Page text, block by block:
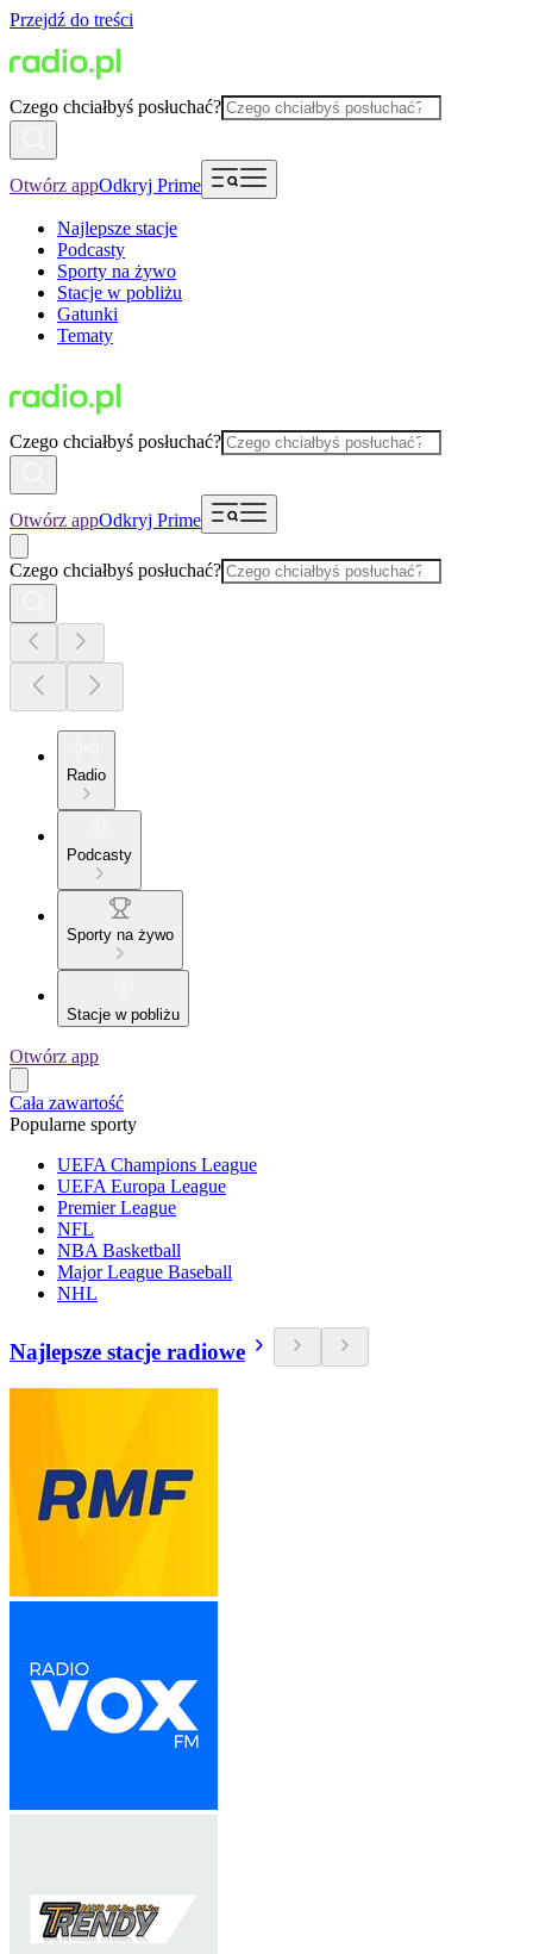
Przejdź do treści
Czego chciałbyś posłuchać?
Otwórz appOdkryj Prime
Najlepsze stacje
Podcasty
Sporty na żywo
Stacje w pobliżu
Gatunki
Tematy
Czego chciałbyś posłuchać?
Otwórz appOdkryj Prime
Czego chciałbyś posłuchać?
Radio
Podcasty
Sporty na żywo
Stacje w pobliżu
Otwórz app
Cała zawartość
Popularne sporty
UEFA Champions League
UEFA Europa League
Premier League
NFL
NBA Basketball
Major League Baseball
NHL
Najlepsze stacje radiowe